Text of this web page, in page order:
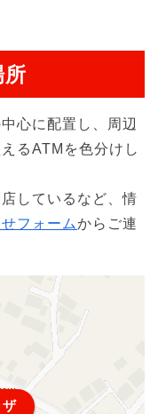
心に配置し、周辺
るATMを色分けし
しているなど、情
フォームからご連
ザ